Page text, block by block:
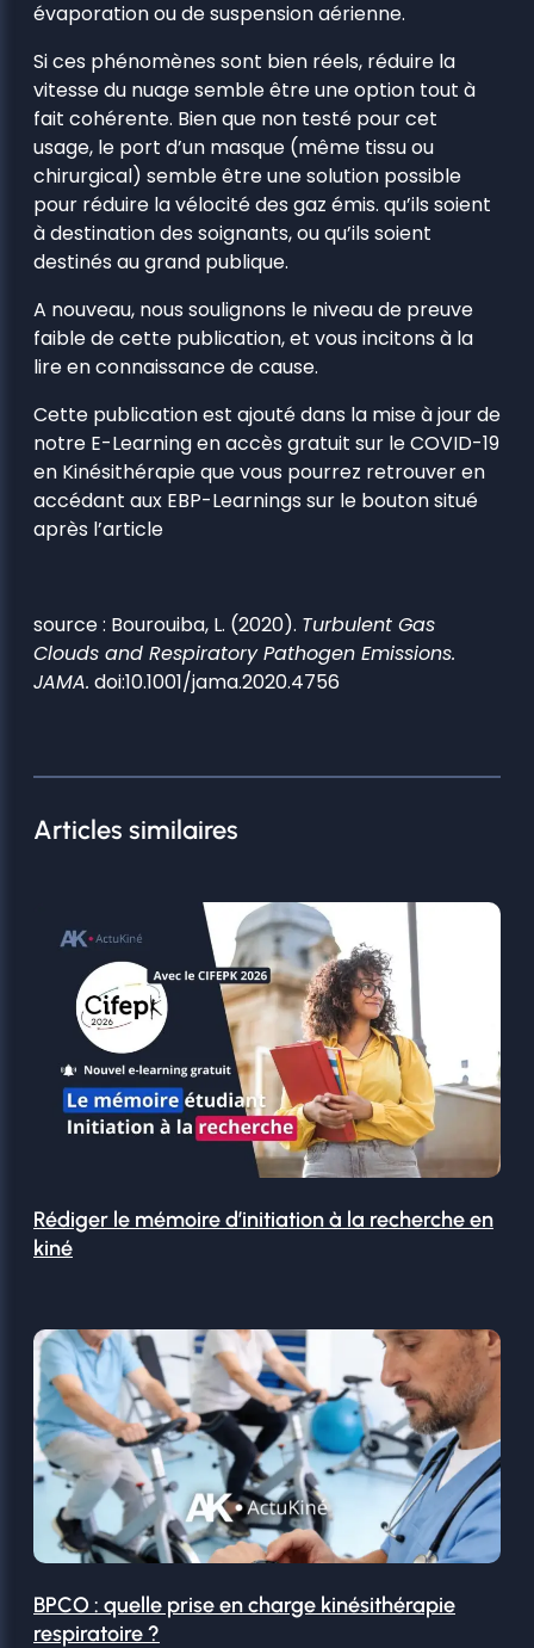
évaporation ou de suspension aérienne.
Si ces phénomènes sont bien réels, réduire la
vitesse du nuage semble être une option tout à
fait cohérente. Bien que non testé pour cet
usage, le port d’un masque (même tissu ou
chirurgical) semble être une solution possible
pour réduire la vélocité des gaz émis. qu’ils soient
à destination des soignants, ou qu’ils soient
destinés au grand publique.
A nouveau, nous soulignons le niveau de preuve
faible de cette publication, et vous incitons à la
lire en connaissance de cause.
Cette publication est ajouté dans la mise à jour de
notre E-Learning en accès gratuit sur le COVID-19
en Kinésithérapie que vous pourrez retrouver en
accédant aux EBP-Learnings sur le bouton situé
après l’article
source : Bourouiba, L. (2020). Turbulent Gas
Clouds and Respiratory Pathogen Emissions.
JAMA. doi:10.1001/jama.2020.4756
Articles similaires
Rédiger le mémoire d’initiation à la recherche en
kiné
BPCO : quelle prise en charge kinésithérapie
respiratoire ?